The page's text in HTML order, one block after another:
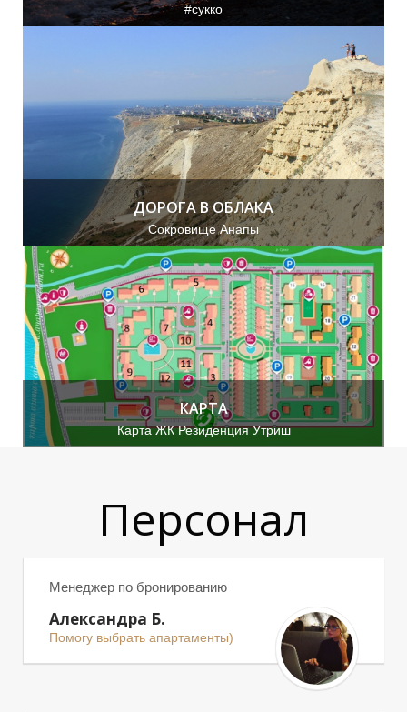
Л
Ь
#сукко
ДОРОГА В ОБЛАКА
Сокровище Анапы
КАРТА
Карта ЖК Резиденция Утриш
Персонал
Менеджер по бронированию
Александра Б.
Помогу выбрать апартаменты)
Т
Ы